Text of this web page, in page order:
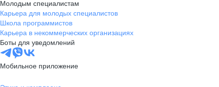
Молодым специалистам
Карьера для молодых специалистов
Школа программистов
Карьера в некоммерческих организациях
Боты для уведомлений
Мобильное приложение